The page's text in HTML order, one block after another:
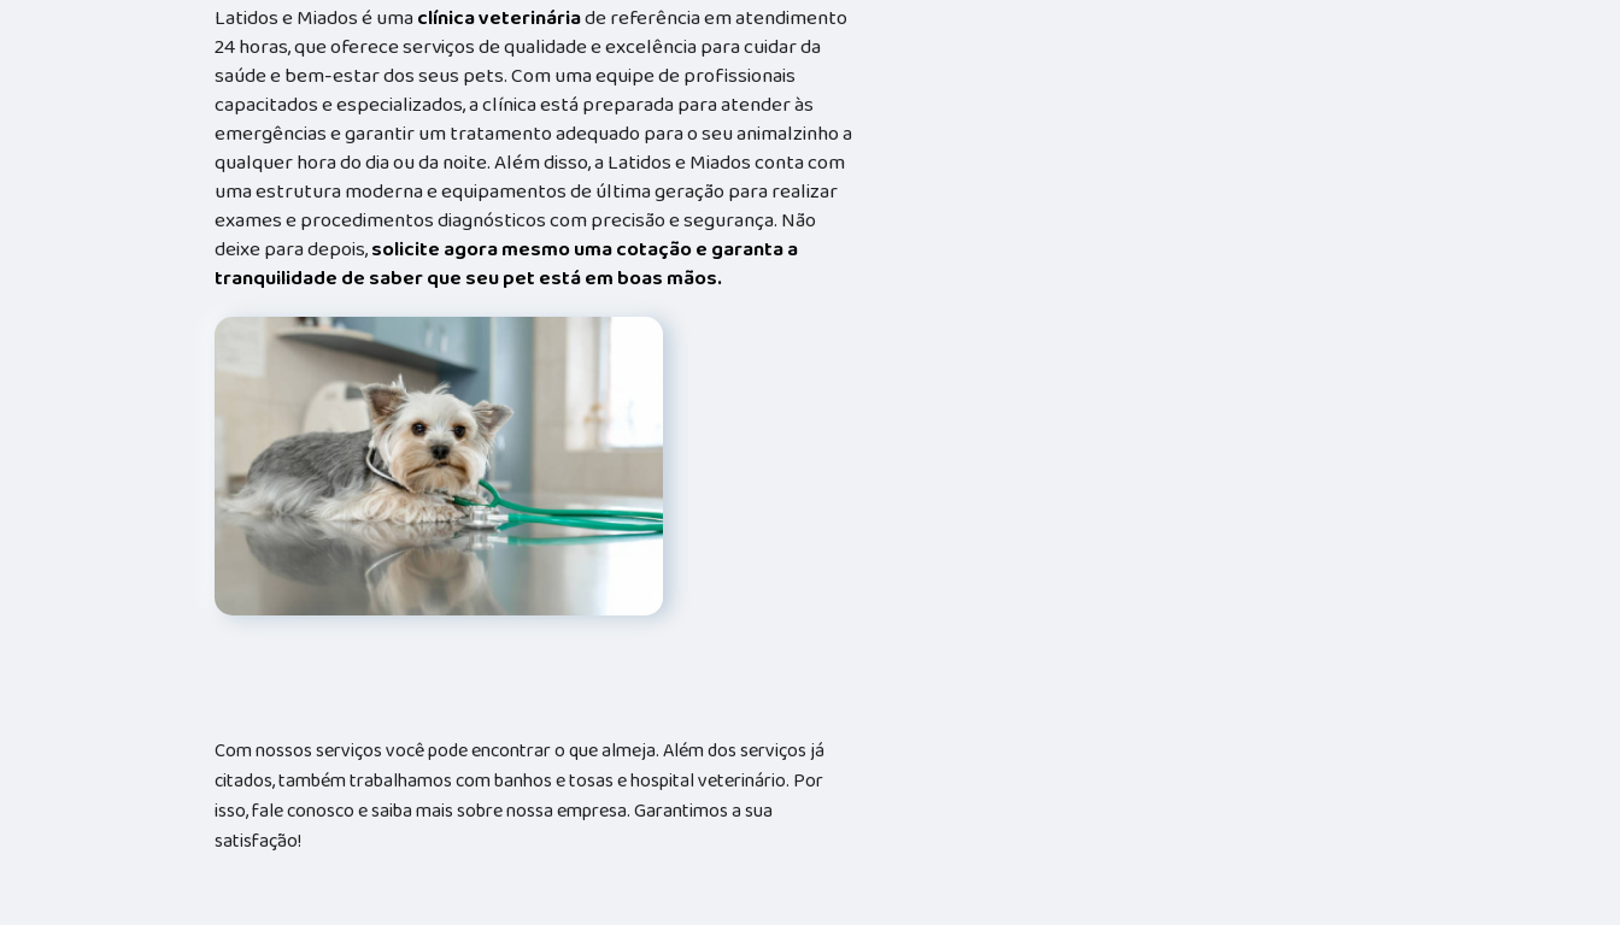
Latidos e Miados é umaclínica veterináriade referência em atendimento
24 horas, que oferece serviços de qualidade e excelência para cuidar da
saúde e bem-estar dos seus pets. Com uma equipe de profissionais
capacitados e especializados, a clínica está preparada para atender às
emergências e garantir um tratamento adequado para o seu animalzinho a
qualquer hora do dia ou da noite. Além disso, a Latidos e Miados conta com
uma estrutura moderna e equipamentos de última geração para realizar
exames e procedimentos diagnósticos com precisão e segurança. Não
deixe para depois,solicite agora mesmo uma cotação e garanta a
tranquilidade de saber que seu pet está em boas mãos.
Com nossos serviços você pode encontrar o que almeja. Além dos serviços já
citados, também trabalhamos com banhos e tosas e hospital veterinário. Por
isso, fale conosco e saiba mais sobre nossa empresa. Garantimos a sua
satisfação!